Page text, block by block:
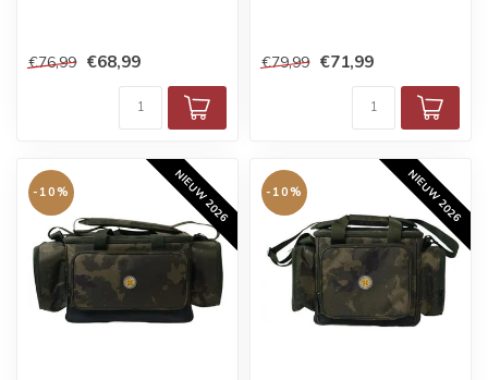
€76,99 €68,99 €79,99 €71,99
NIEUW 2026
-10% NIEUW 2026
-10%